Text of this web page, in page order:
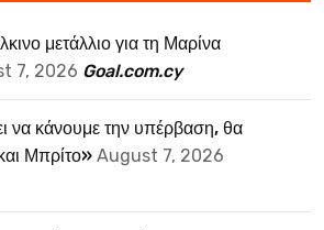
μετάλλιο για τη Μαρίνα
7, 2026 Goal.com.cy
να κάνουμε την υπέρβαση, θα
Μπρίτο» August 7, 2026